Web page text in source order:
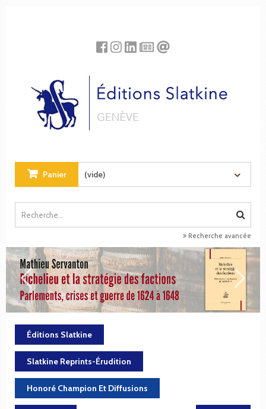
Panier (vide)
Recherche avancée
Éditions Slatkine
Slatkine Reprints-Érudition
Honoré Champion Et Diffusions